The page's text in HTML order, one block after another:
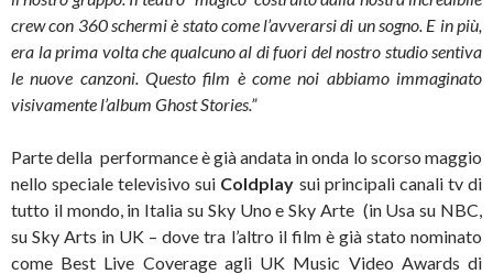
crew con 360 schermi è stato come l’avverarsi di un sogno. E in più,
era la prima volta che qualcuno al di fuori del nostro studio sentiva
le nuove canzoni. Questo film è come noi abbiamo immaginato
visivamente l’album Ghost Stories.”
Parte della performance è già andata in onda lo scorso maggio
nello speciale televisivo sui Coldplay sui principali canali tv di
tutto il mondo, in Italia su Sky Uno e Sky Arte (in Usa su NBC,
su Sky Arts in UK – dove tra l’altro il film è già stato nominato
come Best Live Coverage agli UK Music Video Awards di